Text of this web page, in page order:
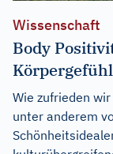
Wissenschaft
Body
Wie zufrieden
unter anderem